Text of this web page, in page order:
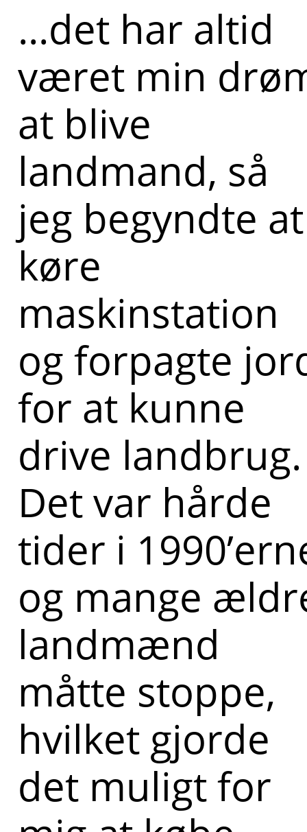
...det har altid
været min
at blive
landmand, så
jeg begyndte at
køre
maskinstation
og forpagte
for at kunne
drive landbrug.
Det var hårde
tider i
og mange
landmænd
måtte stoppe,
hvilket gjorde
det muligt for